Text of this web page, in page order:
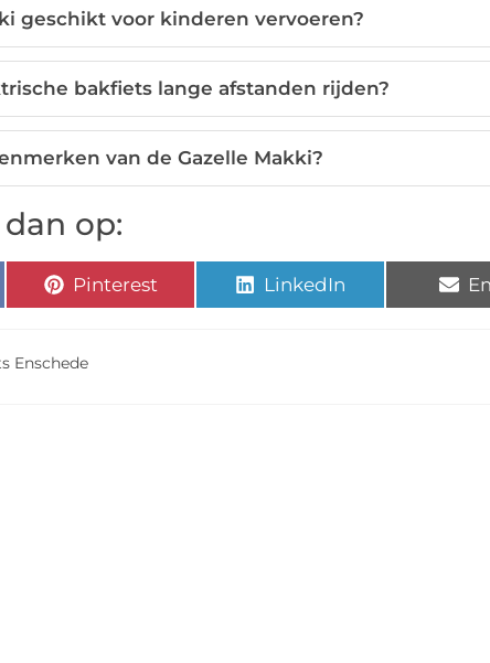
geschikt voor kinderen vervoeren?
bakfiets lange afstanden rijden?
van de Gazelle Makki?
op:
Pinterest LinkedIn
Enschede